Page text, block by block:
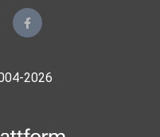
2026